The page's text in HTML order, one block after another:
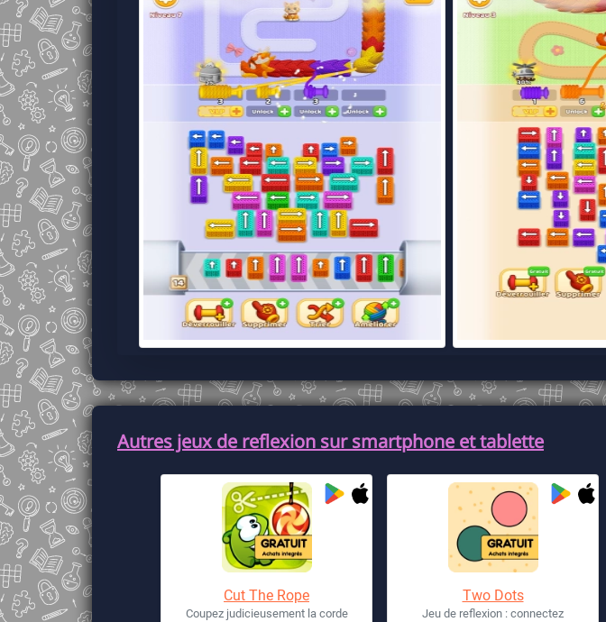
Autres jeux de reflexion sur smartphone et tablette
Cut The Rope
Coupez judicieusement la corde
Two Dots
Jeu de reflexion : connectez